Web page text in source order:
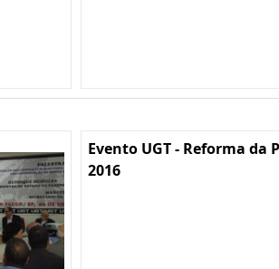
Evento UGT - Reforma da
2016